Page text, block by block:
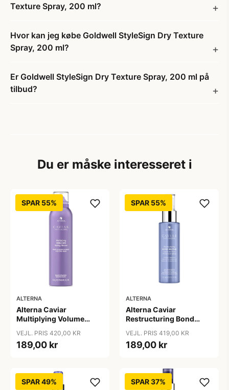
Texture Spray, 200 ml?
Hvor kan jeg købe Goldwell StyleSign Dry Texture
Spray, 200 ml?
Er Goldwell StyleSign Dry Texture Spray, 200 ml på
tilbud?
Du er måske interesseret i
SPAR 55%
ALTERNA
Alterna Caviar
Multiplying Volume
VEJL. PRIS 420,00 KR
189,00 kr
SPAR 55%
ALTERNA
Alterna Caviar
Restructuring Bond
Protection Spray, 125 ml
VEJL. PRIS 419,00 KR
189,00 kr
SPAR 49% SPAR 37%